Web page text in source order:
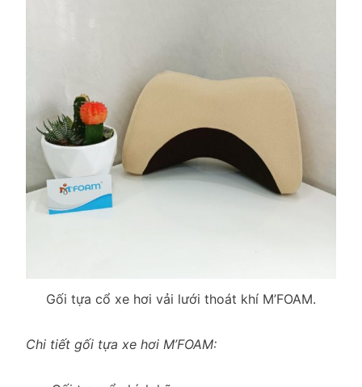
Gối tựa cổ xe hơi vải lưới thoát khí M’FOAM.
Chi tiết gối tựa xe hơi M’FOAM: